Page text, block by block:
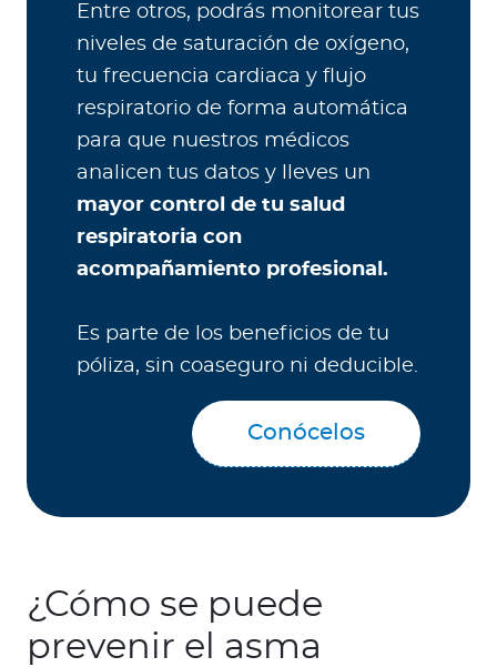
Entre otros, podrás monitorear tus
niveles de saturación de oxígeno,
tu frecuencia cardiaca y flujo
respiratorio de forma automática
para que nuestros médicos
analicen tus datos y lleves un
mayor control de tu salud
respiratoria con
acompañamiento profesional.
Es parte de los beneficios de tu
póliza, sin coaseguro ni deducible.
Conócelos
¿Cómo se puede
prevenir el asma